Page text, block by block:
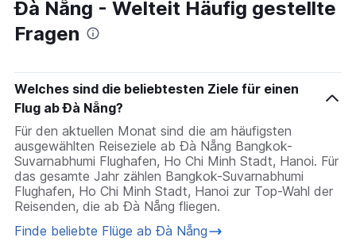
Flüge nach Düsseldorf
Flüge nach Izmir
Đà Nẵng - Welteit Häufig gestellte
Fragen
Welches sind die beliebtesten Ziele für einen
Flug ab Đà Nẵng?
Für den aktuellen Monat sind die am häufigsten
ausgewählten Reiseziele ab Đà Nẵng Bangkok-
Suvarnabhumi Flughafen, Ho Chi Minh Stadt, Hanoi. Für
das gesamte Jahr zählen Bangkok-Suvarnabhumi
Flughafen, Ho Chi Minh Stadt, Hanoi zur Top-Wahl der
Reisenden, die ab Đà Nẵng fliegen.
Finde beliebte Flüge ab Đà Nẵng